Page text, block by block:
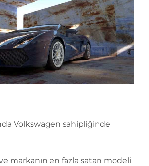
Volkswagen sahipliğinde
markanın en fazla satan modeli